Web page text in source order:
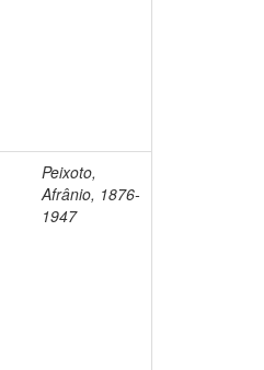
Peixoto,
Afrânio, 1876-
1947